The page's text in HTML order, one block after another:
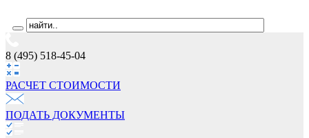
8 (495) 518-45-04
РАСЧЕТ СТОИМОCТИ
ПОДАТЬ ДОКУМЕНТЫ